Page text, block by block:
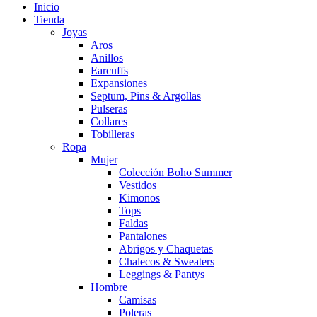
Inicio
Tienda
Joyas
Aros
Anillos
Earcuffs
Expansiones
Septum, Pins & Argollas
Pulseras
Collares
Tobilleras
Ropa
Mujer
Colección Boho Summer
Vestidos
Kimonos
Tops
Faldas
Pantalones
Abrigos y Chaquetas
Chalecos & Sweaters
Leggings & Pantys
Hombre
Camisas
Poleras